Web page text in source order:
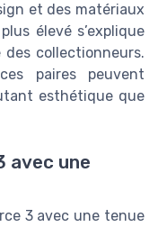
et des matériaux
élevé s’explique
collectionneurs.
paires peuvent
esthétique que
avec une
3 avec une tenue